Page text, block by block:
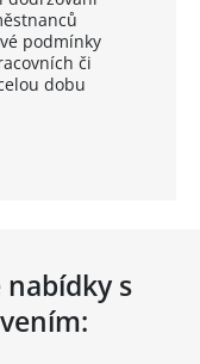
podmínky
či
dobu
nabídky s